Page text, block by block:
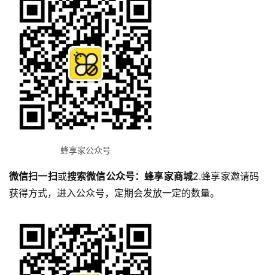
蜂享家公众号
微信扫一扫或搜索微信公众号：蜂享家商城2.蜂享家邀请码
获得方式，进入公众号，定期会发放一定的数量。